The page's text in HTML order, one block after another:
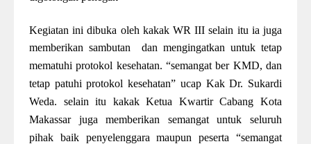
Kegiatan ini dibuka oleh kakak WR III selain itu ia juga
memberikan sambutan dan mengingatkan untuk tetap
mematuhi protokol kesehatan. “semangat ber KMD, dan
tetap patuhi protokol kesehatan” ucap Kak Dr. Sukardi
Weda. selain itu kakak Ketua Kwartir Cabang Kota
Makassar juga memberikan semangat untuk seluruh
pihak baik penyelenggara maupun peserta “semangat